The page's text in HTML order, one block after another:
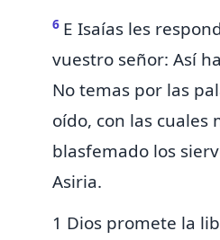
6 E Isaías les
vuestro señor: Así
No temas por las
oído, con las cuales
blasfemado los
Asiria.
1 Dios promete la